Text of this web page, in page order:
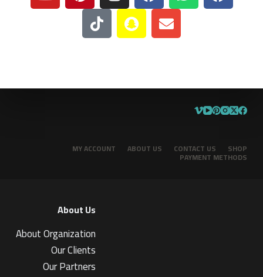
SHOP
CONTACT US
ABOUT US
MY ACCOUNT
PAYMENT METHODS
About Us
About Organization
Our Clients
Our Partners